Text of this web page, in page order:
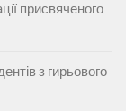
присвяченого
з гирьового